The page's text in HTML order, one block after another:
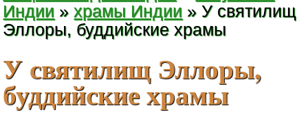
Индии »храмы Индии » У святилищ
Эллоры, буддийские храмы
У святилищ Эллоры,
буддийские храмы